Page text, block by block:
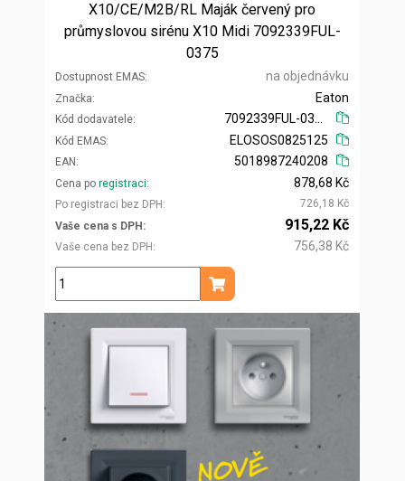
X10/CE/M2B/RL Maják červený pro
průmyslovou sirénu X10 Midi 7092339FUL-
0375
Dostupnost EMAS na objednávku
Značka
Kód dodavatele
Eaton
7092339FUL-0375
Kód EMAS
EAN
ELOSOS0825125
5018987240208
Cena po registraci
Po registraci bez DPH
878,68 Kč
726,18 Kč
Vaše cena s DPH
Vaše cena bez DPH
915,22 Kč
756,38 Kč
ks
Přidat do košíku